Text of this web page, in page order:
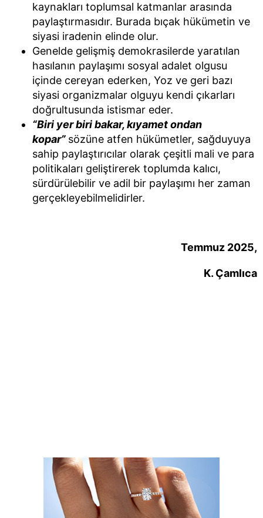
kaynakları toplumsal katmanlar arasında
paylaştırmasıdır. Burada bıçak hükümetin ve
siyasi iradenin elinde olur.
Genelde gelişmiş demokrasilerde yaratılan
hasılanın paylaşımı sosyal adalet olgusu
içinde cereyan ederken, Yoz ve geri bazı
siyasi organizmalar olguyu kendi çıkarları
doğrultusunda istismar eder.
“Biri yer biri bakar, kıyamet ondan
kopar” sözüne atfen hükümetler, sağduyuya
sahip paylaştırıcılar olarak çeşitli mali ve para
politikaları geliştirerek toplumda kalıcı,
sürdürülebilir ve adil bir paylaşımı her zaman
gerçekleyebilmelidirler.
Temmuz 2025,
K. Çamlıca